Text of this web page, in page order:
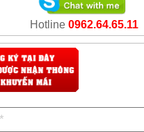
Hotline 0962.64.65.11